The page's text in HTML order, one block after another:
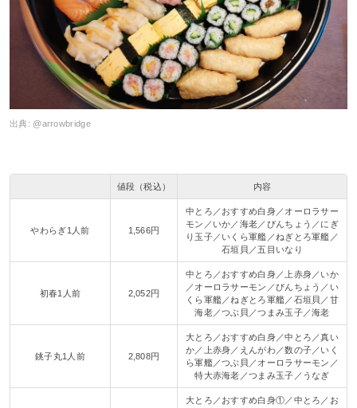
出典: @arrowbridge
値段（税込） 内容
やわらぎ1人前 1,566円
中とろ／おすすめ白身／オーロラサー
モン／いか／海老／びんちょう／にぎ
り玉子／いくら軍艦／ねぎとろ軍艦／
石垣貝／五目いなり
初春1人前 2,052円
中とろ／おすすめ白身／上赤身／いか
／オーロラサーモン／びんちょう／い
くら軍艦／ねぎとろ軍艦／石垣貝／甘
海老／つぶ貝／つまみ玉子／海老
銚子丸1人前 2,808円
大とろ／おすすめ白身／中とろ／真い
か／上赤身／えんがわ／数の子／いく
ら軍艦／つぶ貝／オーロラサーモン／
特大赤海老／つまみ玉子／うなぎ
大とろ／おすすめ白身①／中とろ／お